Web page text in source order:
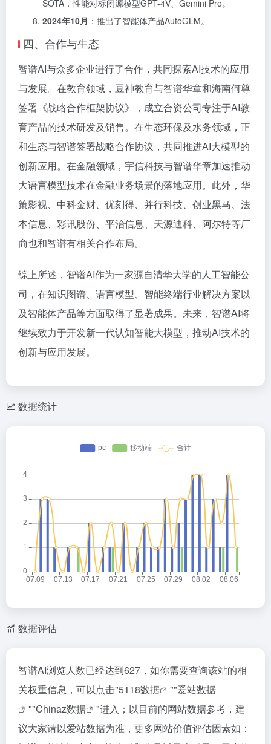
SOTA，性能对标闭源模型GPT-4V、Gemini Pro。
2024年10月 ：推出了智能体产品AutoGLM。
四、合作与生态
智谱AI与众多企业进行了合作，共同探索AI技术的应用
与发展。在教育领域，豆神教育与智谱华章和海南何尊
签署《战略合作框架协议》，成立合资公司专注于AI教
育产品的技术研发及销售。在生态环保及水务领域，正
和生态与智谱签署战略合作协议，共同推进AI大模型的
创新应用。在金融领域，宇信科技与智谱华章加速推动
大语言模型技术在金融业务场景的落地应用。此外，华
策影视、中科金财、优刻得、并行科技、创业黑马、法
本信息、彩讯股份、平治信息、天源迪科、阿尔特等厂
商也和智谱有相关合作布局。
综上所述，智谱AI作为一家源自清华大学的人工智能公
司，在知识图谱、语言模型、智能终端行业解决方案以
及智能体产品等方面取得了显著成果。未来，智谱AI将
继续致力于开发新一代认知智能大模型，推动AI技术的
创新与应用发展。
数据统计
数据评估
智谱AI浏览人数已经达到627，如你需要查询该站的相
关权重信息，可以点击"5118数据 ""爱站数据
""Chinaz数据
"进入；以目前的网站数据参考，建
议大家请以爱站数据为准，更多网站价值评估因素如：